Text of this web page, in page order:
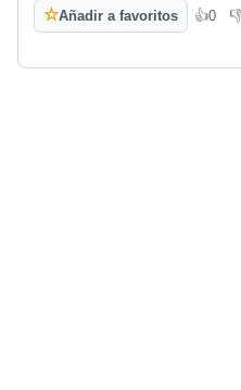
☆Añadir a favoritos 👍0
Me